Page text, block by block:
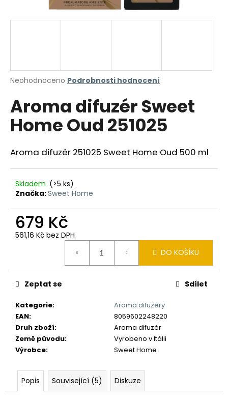
Průměrné
produktu
je
0,0
hvězdiček.
Neohodnoceno Podrobnosti hodnocení
Aroma difuzér Sweet
Home Oud 251025
Aroma difuzér 251025 Sweet Home Oud 500 ml
Skladem (>5 ks)
Značka:Sweet Home
679 Kč
561,16 Kč bez DPH
DO KOŠÍKU
Kategorie:
Aroma difuzéry
EAN:
8059602248220
Druh zboží:
Aroma difuzér
Země původu:
Vyrobeno v Itálii
Výrobce: Sweet Home
Zeptat se Sdílet
Popis Související (5) Diskuze
j
?
HLEDAT
o
p
o
r
u
č
u
m
e